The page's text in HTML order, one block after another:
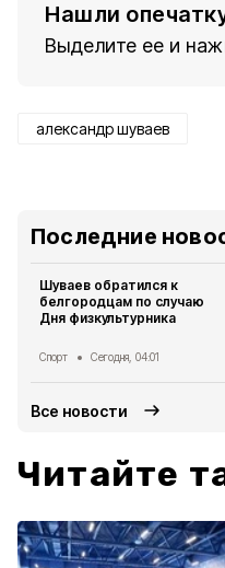
Нашли
Выделите ее и
александр шуваев
Последние
Шуваев обратился к
белгородцам по случаю
Дня физкультурника
Спорт Сегодня, 04:01
Все новости
Читайте